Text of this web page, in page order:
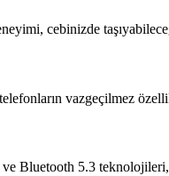
cebinizde
vazgeçilmez
Bluetooth 5.3